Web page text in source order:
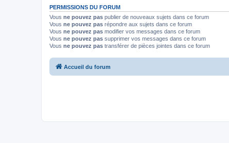
PERMISSIONS DU FORUM
Vous ne pouvez pas publier de nouveaux sujets dans ce forum
Vous ne pouvez pas répondre aux sujets dans ce forum
Vous ne pouvez pas modifier vos messages dans ce forum
Vous ne pouvez pas supprimer vos messages dans ce forum
Vous ne pouvez pas transférer de pièces jointes dans ce forum
Accueil du forum